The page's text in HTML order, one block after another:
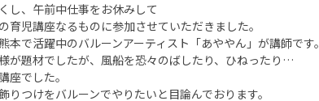
し、午前中仕事をお休みして
育児講座なるものに参加させていただきました。
本で活躍中のバルーンアーティスト「あややん」が講師です。
が題材でしたが、風船を恐々のばしたり、ひねったり…
座でした。
りつけをバルーンでやりたいと目論んでおります。